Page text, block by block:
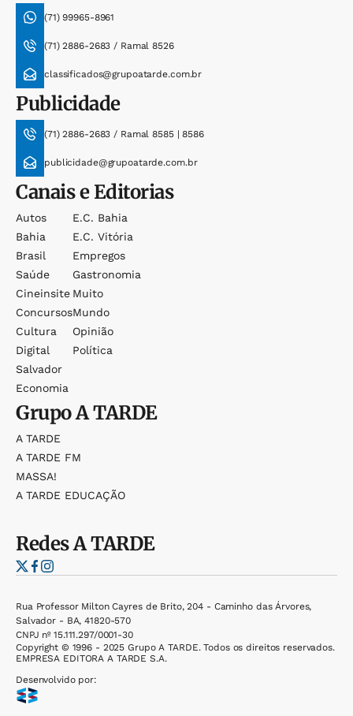
(71) 99965-8961
(71) 2886-2683 / Ramal 8526
classificados@grupoatarde.com.br
Publicidade
(71) 2886-2683 / Ramal 8585 | 8586
publicidade@grupoatarde.com.br
Canais e Editorias
Autos
Bahia
Brasil
Saúde
Cineinsite
Concursos
Cultura
Digital
Salvador
Economia
E.c. Bahia
E.c. Vitória
Empregos
Gastronomia
Muito
Mundo
Opinião
Política
GrupoA TARDE
A TARDE
A TARDE FM
MASSA!
A TARDE EDUCAÇÃO
RedesA TARDE
Rua Professor Milton Cayres de Brito, 204 - Caminho das Árvores,
Salvador - BA, 41820-570
CNPJ nº 15.111.297/0001-30
Copyright © 1996 - 2025 Grupo A TARDE. Todos os direitos reservados.
EMPRESA EDITORA A TARDE S.A.
Desenvolvido por: